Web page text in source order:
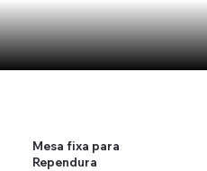
Mesa fixa para
Rependura